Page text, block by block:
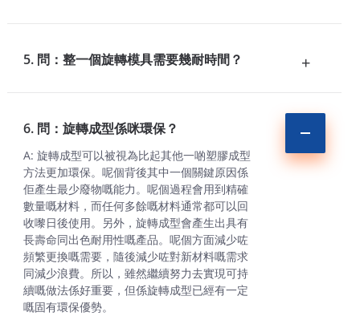
5. 問：整一個旋轉模具需要幾耐時間？ +
6. 問：旋轉成型係咪環保？
A: 旋轉成型可以被視為比起其他一啲塑膠成型
方法更加環保。呢個背後其中一個關鍵原因係
佢產生最少廢物嘅能力。呢個過程會用到精確
數量嘅材料，而任何多餘嘅材料通常都可以回
收嚟日後使用。另外，旋轉成型會產生出具有
長壽命同出色耐用性嘅產品。呢個方面減少咗
頻繁更換嘅需要，隨後減少咗對新材料嘅需求
同減少浪費。所以，雖然繼續努力去實現可持
續嘅做法係好重要，但係旋轉成型已經有一定
嘅固有環保優勢。